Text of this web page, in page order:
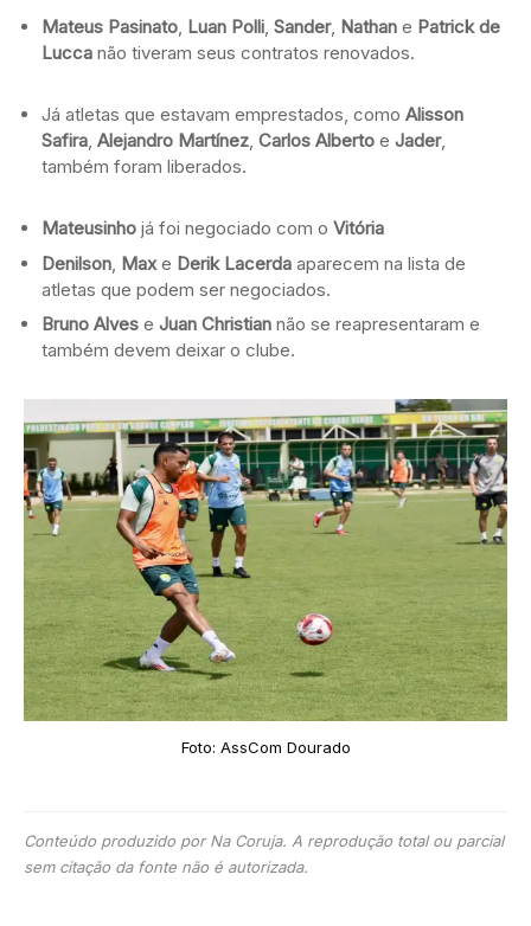
Mateus Pasinato, Luan Polli, Sander, Nathan e Patrick de
Lucca não tiveram seus contratos renovados.
Já atletas que estavam emprestados, como Alisson
Safira, Alejandro Martínez, Carlos Alberto e Jader,
também foram liberados.
Mateusinho já foi negociado com o Vitória
Denilson Maxe Derik Lacerda aparecem na lista de
atletas que podem ser negociados.
Bruno Alves e Juan Christian não se reapresentaram e
também devem deixar o clube.
Foto: AssCom Dourado
Conteúdo produzido por Na Coruja. A reprodução total ou parcial
sem citação da fonte não é autorizada.